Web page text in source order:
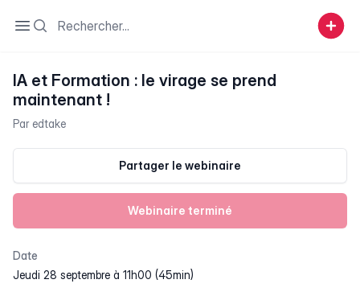
Open sidebar
Search
IA et Formation : le virage se prend
maintenant !
Par edtake
Partager le webinaire
Webinaire terminé
Date
jeudi 28 septembre à 11h00 (45min)